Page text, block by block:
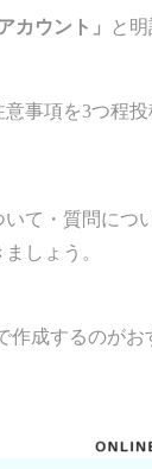
カウント」 と明
事項を3つ程
て・質問につ
しょう。
作成するのがお